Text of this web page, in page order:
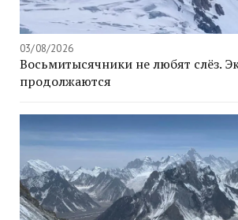
03/08/2026
Восьмитысячники не любят слёз.
продолжаются